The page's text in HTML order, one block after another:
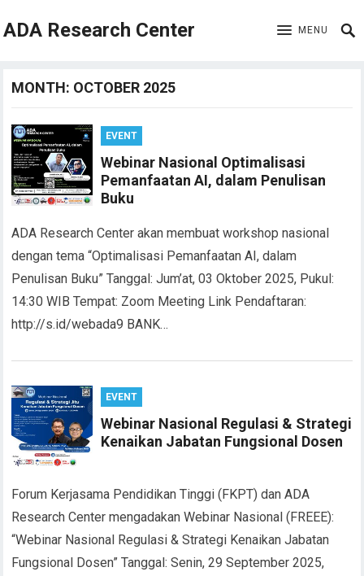
ADA Research Center MENU
MONTH: OCTOBER 2025
EVENT
Webinar Nasional Optimalisasi
Pemanfaatan AI, dalam Penulisan
Buku
ADA Research Center akan membuat workshop nasional
dengan tema “Optimalisasi Pemanfaatan AI, dalam
Penulisan Buku” Tanggal: Jum’at, 03 Oktober 2025, Pukul:
14:30 WIB Tempat: Zoom Meeting Link Pendaftaran:
http://s.id/webada9 BANK…
EVENT
Webinar Nasional Regulasi & Strategi
Kenaikan Jabatan Fungsional Dosen
Forum Kerjasama Pendidikan Tinggi (FKPT) dan ADA
Research Center mengadakan Webinar Nasional (FREEE):
“Webinar Nasional Regulasi & Strategi Kenaikan Jabatan
Fungsional Dosen” Tanggal: Senin, 29 September 2025,